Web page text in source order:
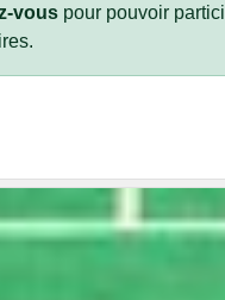
vous pour pouvoir